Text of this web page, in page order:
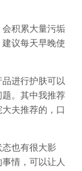
积累大量污垢
议每天早晚使
进行护肤可以
。其中我推荐
夫推荐的，口
也有很大影
情，可以让人